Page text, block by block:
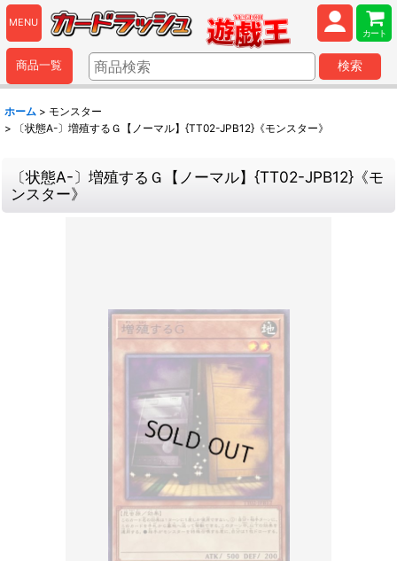
MENU
カート
商品一覧 検索
ホーム > モンスター
>
〔状態A-〕増殖するＧ【ノーマル】{TT02-JPB12}《モンスター》
〔状態A-〕増殖するＧ【ノーマル】{TT02-JPB12}《モ
ンスター》